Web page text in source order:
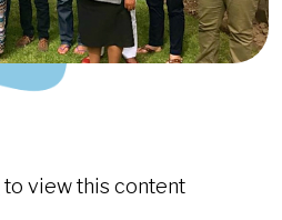
to view this content